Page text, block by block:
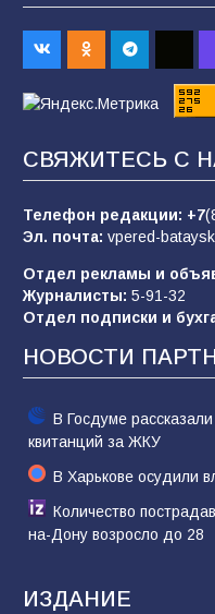
В Батайске
98 04.08.2026
пропагандистский
«Слухами Москву
заявления Киева о
отчаяние, а не
81 02.08.2026
СВЯЖИТЕСЬ С
Телефон редакции: +7
Эл. почта: vpered-
Отдел рекламы и
Журналисты: 5-91-32
Отдел подписки и
НОВОСТИ
В Госдуме
квитанций за ЖКУ
В Харькове осудили
Количество
на-Дону возросло до 28
ИЗДАНИЕ